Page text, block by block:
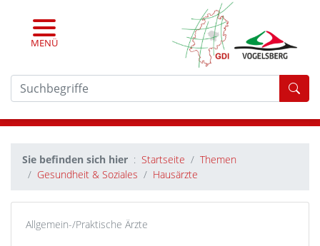
MENÜ
Sie befinden sich hier Startseite
Themen
Gesundheit & Soziales
Hausärzte
Allgemein-/Praktische Ärzte